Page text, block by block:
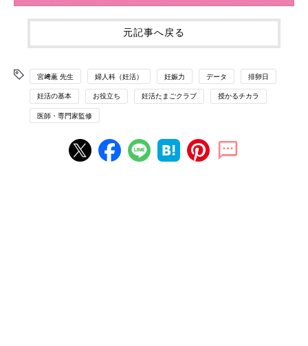
元記事へ戻る
宮﨑薫 先生 婦人科（妊活） 妊娠力 データ 排卵日
妊活の基本 お役立ち 妊活たまごクラブ 授かるチカラ
医師・専門家監修